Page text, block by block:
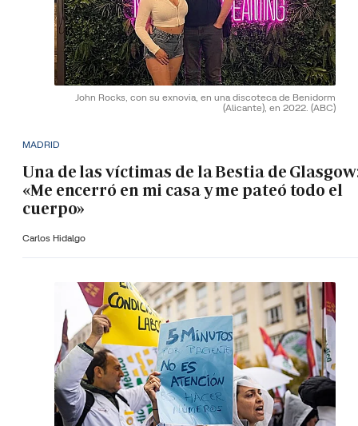
John Rocks, con su exnovia, en una discoteca de Benidorm
(Alicante), en 2022. (ABC)
MADRID
Una de las víctimas de la Bestia de
«Me encerró en mi casa y me pateó todo el
cuerpo»
Carlos Hidalgo